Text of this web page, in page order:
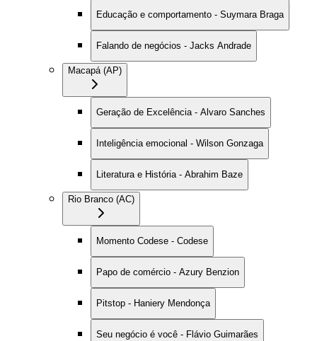
Educação e comportamento - Suymara Braga
Falando de negócios - Jacks Andrade
Macapá (AP)
Geração de Excelência - Alvaro Sanches
Inteligência emocional - Wilson Gonzaga
Literatura e História - Abrahim Baze
Rio Branco (AC)
Momento Codese - Codese
Papo de comércio - Azury Benzion
Pitstop - Haniery Mendonça
Seu negócio é você - Flávio Guimarães